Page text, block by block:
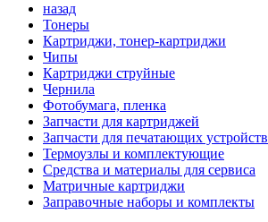
назад
Тонеры
Картриджи, тонер-картриджи
Чипы
Картриджи струйные
Чернила
Фотобумага, пленка
Запчасти для картриджей
Запчасти для печатающих устройств
Термоузлы и комплектующие
Средства и материалы для сервиса
Матричные картриджи
Заправочные наборы и комплекты